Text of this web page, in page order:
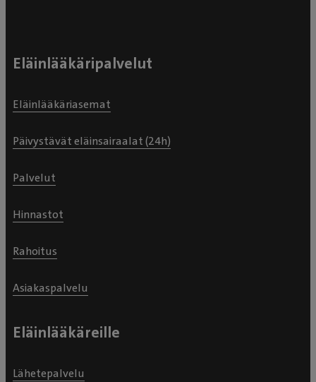
Eläinlääkäripalvelut
Eläinlääkäriasemat
Päivystävät eläinsairaalat (24h)
Palvelut
Hinnastot
Rahoitus
Asiakaspalvelu
Eläinlääkäreille
Lähetepalvelu